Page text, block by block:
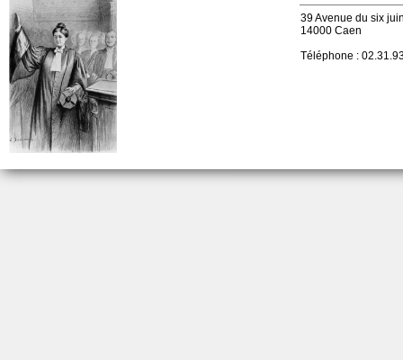
39 Avenue du six
14000 Caen
Téléphone :